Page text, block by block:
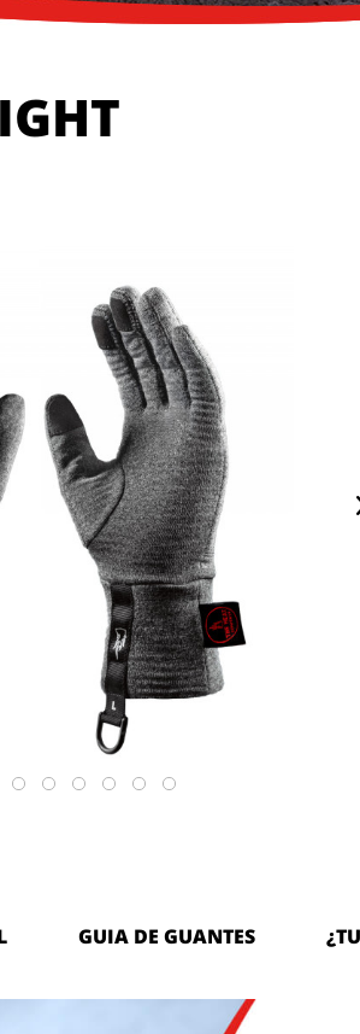
GUIA DE GUANTES